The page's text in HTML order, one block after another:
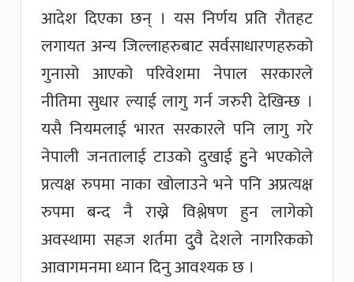
आदेश दिएका छन् । यस निर्णय प्रति रौतहट
लगायत अन्य जिल्लाहरुबाट सर्वसाधारणहरुको
गुनासो आएको परिवेशमा नेपाल सरकारले
नीतिमा सुधार ल्याई लागु गर्न जरुरी देखिन्छ ।
यसै नियमलाई भारत सरकारले पनि लागु गरे
नेपाली जनतालाई टाउको दुखाई हुुने भएकोले
प्रत्यक्ष रुपमा नाका खोलाउने भने पनि अप्रत्यक्ष
रुपमा बन्द नै राख्ने विश्लेषण हुन लागेको
अवस्थामा सहज शर्तमा दुुवै देशले नागरिकको
आवागमनमा ध्यान दिनु आवश्यक छ ।